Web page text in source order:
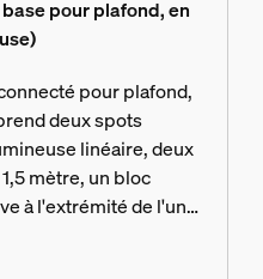
pour plafond, en
pour plafond,
deux spots
linéaire, deux
mètre, un bloc
à l'extrémité de l'un
permettant de créer
la droite.